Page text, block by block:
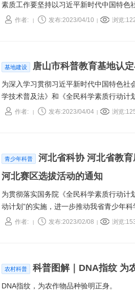
素质工作要坚持以习近平新时代中国特色
普能力建设，深入实施全民科学素质提
作者: 发布:2023/04/10 浏览
基地建设 唐山市科普教育基地认
为深入学习贯彻习近平新时代中国特色
学技术普及法》和《全民科学素质行动
基地的认定和管理，根据国家有关规定
作者: 发布:2023/04/04 浏览
青少年科普
河北省科协 河北省教
河北赛区选拔活动的通知
为贯彻落实国务院《全民科学素质行动
动计划”的实施，进一步推动我省青少年
会、河北省教育厅联合主办“第九届全国
作者: 发布:2023/02/08 浏览
农村科普 科普图解｜DNA指纹 为
DNA指纹，为农作物品种验明正身。